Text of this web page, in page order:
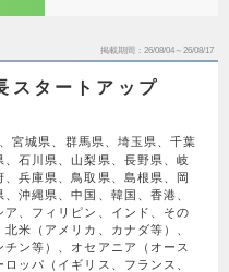
掲載期間 26/08/04～26/08/17
スタートアップ
宮城県、群馬県、埼玉県、千葉
石川県、山梨県、長野県、岐
兵庫県、鳥取県、島根県、岡
沖縄県、中国、韓国、香港、
、フィリピン、インド、その
米（アメリカ、カナダ等）、
ン等）、オセアニア（オース
ッパ（イギリス、フランス、